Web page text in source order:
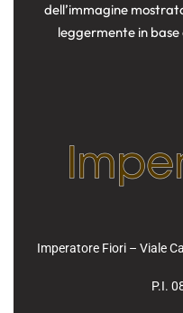
dell’immagine
leggermente in
Imperatore Fiori – Viale
P.I.